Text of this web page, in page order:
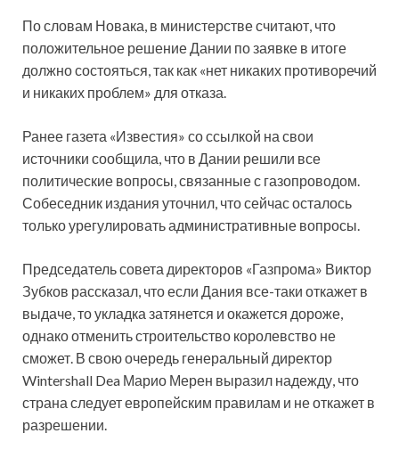
По словам Новака, в министерстве считают, что
положительное решение Дании по заявке в итоге
должно состояться, так как «нет никаких противоречий
и никаких проблем» для отказа.
Ранее газета «Известия» со ссылкой на свои
источники сообщила, что в Дании решили все
политические вопросы, связанные с газопроводом.
Собеседник издания уточнил, что сейчас осталось
только урегулировать административные вопросы.
Председатель совета директоров «Газпрома» Виктор
Зубков рассказал, что если Дания все-таки откажет в
выдаче, то укладка затянется и окажется дороже,
однако отменить строительство королевство не
сможет. В свою очередь генеральный директор
Wintershall Dea Марио Мерен выразил надежду, что
страна следует европейским правилам и не откажет в
разрешении.